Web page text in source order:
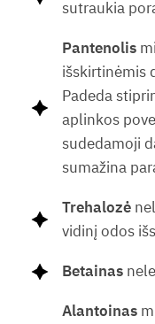
sutraukia
Pantenolis
išskirtinėmis
Padeda
aplinkos
sudedamoji
sumažina
Trehalozė
vidinį odos
Betainas
Alantoinas